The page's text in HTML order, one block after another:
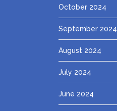
October 2024
September 2024
August 2024
July 2024
June 2024